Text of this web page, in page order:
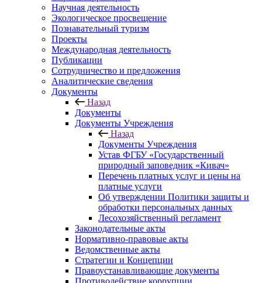
Научная деятельность
Экологическое просвещение
Познавательный туризм
Проекты
Международная деятельность
Публикации
Сотрудничество и предложения
Аналитические сведения
Документы
Назад
Документы
Документы Учреждения
Назад
Документы Учреждения
Устав ФГБУ «Государственный
природный заповедник «Кивач»
Перечень платных услуг и цены на
платные услуги
Об утверждении Политики защиты и
обработки персональных данных
Лесохозяйственный регламент
Законодательные акты
Нормативно-правовые акты
Ведомственные акты
Стратегии и Концепции
Правоустанавливающие документы
Противодействие коррупции